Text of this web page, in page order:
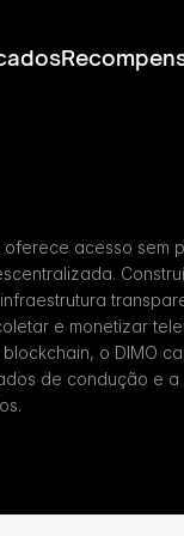
acesso sem
e monetizar
o DIMO
de condução e a